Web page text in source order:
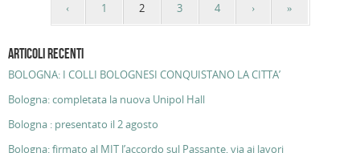
‹ 1 2 3 4 › »
ARTICOLI RECENTI
BOLOGNA: I COLLI BOLOGNESI CONQUISTANO LA CITTA’
Bologna: completata la nuova Unipol Hall
Bologna : presentato il 2 agosto
Bologna: firmato al MIT l’accordo sul Passante, via ai lavori